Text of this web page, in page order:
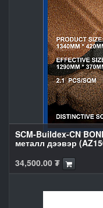
SCM-Buildex-CN
металл дээвэр
34,500.00 ₮